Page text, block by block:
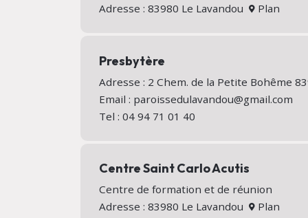
Adresse : 83980 Le Lavandou Plan
Presbytère
Adresse : 2 Chem. de la Petite Bohême
Email : paroissedulavandou@gmail.com
Tel : 04 94 71 01 40
Centre Saint Carlo Acutis
Centre de formation et de réunion
Adresse : 83980 Le Lavandou
Plan